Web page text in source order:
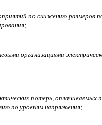
по снижению размеров
организациями
потерь, оплачиваемых
по уровням напряжения;